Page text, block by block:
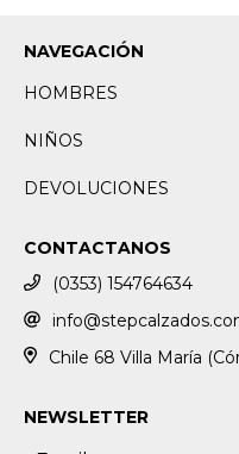
NAVEGACIÓN
HOMBRES
NIÑOS
DEVOLUCIONES
CONTACTANOS
(0353) 154764634
Chile 68 Villa María
NEWSLETTER